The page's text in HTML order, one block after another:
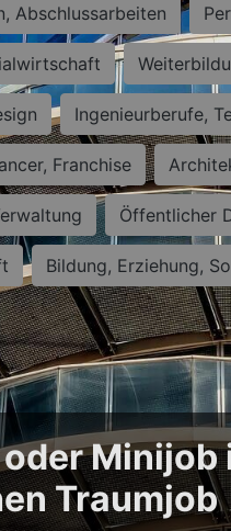
Abschlussarbeiten
Ingenieurberufe,
Franchise
Öffentlicher
Bildung, Erziehung,
Minijob
Traumjob